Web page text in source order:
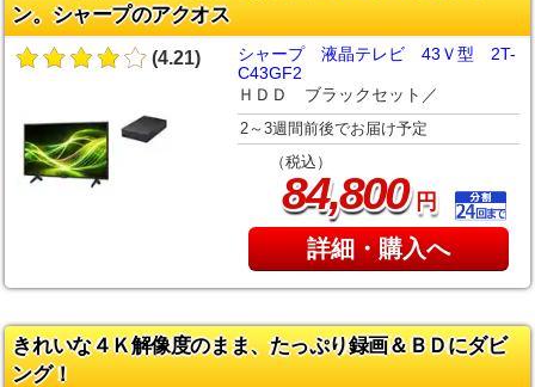
ン。シャープのアクオス
(4.21)
シャープ 液晶テレビ 43Ｖ型 2T-
C43GF2
ＨＤＤ ブラックセット／
2～3週間前後でお届け予定
（税込）
84,800円
詳細・購入へ
きれいな４Ｋ解像度のまま、たっぷり録画＆ＢＤにダビ
ング！